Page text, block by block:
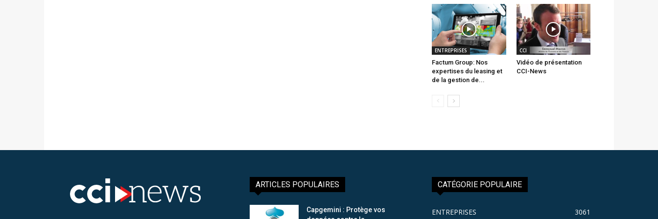
ENTREPRISES
Factum Group: Nos
expertises du leasing et
de la gestion de...
CCI
Vidéo de présentation
CCI-News
ARTICLES POPULAIRES
Capgemini : Protège vos
CATÉGORIE POPULAIRE
ENTREPRISES 3061